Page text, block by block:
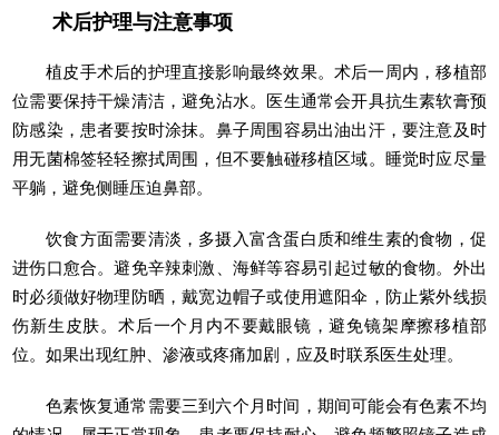
术后护理与注意事项
植皮手术后的护理直接影响最终效果。术后一周内，移植部
位需要保持干燥清洁，避免沾水。医生通常会开具抗生素软膏预
防感染，患者要按时涂抹。鼻子周围容易出油出汗，要注意及时
用无菌棉签轻轻擦拭周围，但不要触碰移植区域。睡觉时应尽量
平躺，避免侧睡压迫鼻部。
饮食方面需要清淡，多摄入富含蛋白质和维生素的食物，促
进伤口愈合。避免辛辣刺激、海鲜等容易引起过敏的食物。外出
时必须做好物理防晒，戴宽边帽子或使用遮阳伞，防止紫外线损
伤新生皮肤。术后一个月内不要戴眼镜，避免镜架摩擦移植部
位。如果出现红肿、渗液或疼痛加剧，应及时联系医生处理。
色素恢复通常需要三到六个月时间，期间可能会有色素不均